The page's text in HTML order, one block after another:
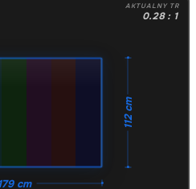
AKTUALNY TR
0.28 : 1
179 cm
112 cm